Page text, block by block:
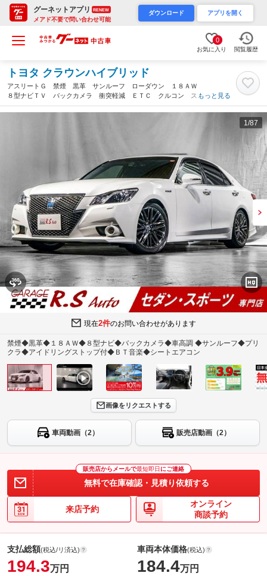
グーネットアプリ RENEW
メアド不要で問い合わせ可能
ダウンロード アプリを開く
0
お気に入り 閲覧履歴
トヨタ クラウンハイブリッド
アスリートＧ 禁煙 黒革 サンルーフ ローダウン １８ＡＷ
８型ナビＴＶ バックカメラ 衝突軽減 ＥＴＣ クルコン スマ
ートキー アイドリングストップ ＣＤ／ＤＶＤ ブルートゥー
ス シートエアコン ハンドルヒーター（岡山県）
もっと見る
1 /87
現在2件のお問い合わせがあります
禁煙◆黒革◆１８ＡＷ◆８型ナビ◆バックカメラ◆車高調 ◆サンルーフ◆プリ
クラ◆アイドリングストップ付◆ＢＴ音楽◆シートエアコン
画像をリクエストする
車両動画（2） 販売店動画（2）
販売店からメールで最短即日 にご連絡
無料で在庫確認・見積り依頼する
来店予約
オンライン
商談予約
支払総額(税込/リ済込)
194.3万円
車両本体価格(税込)
184.4万円